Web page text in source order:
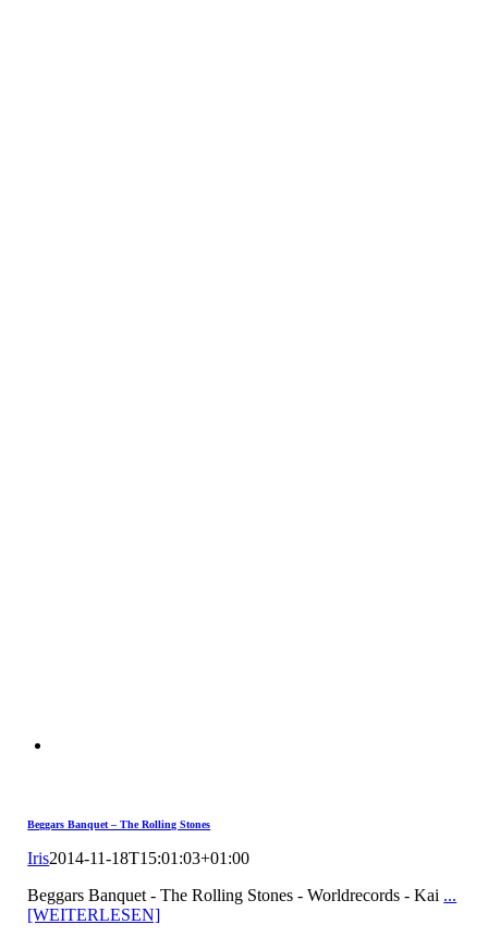
Beggars Banquet – The Rolling Stones
Iris2014-11-18T15:01:03+01:00
Beggars Banquet - The Rolling Stones - Worldrecords - Kai ...
[WEITERLESEN]